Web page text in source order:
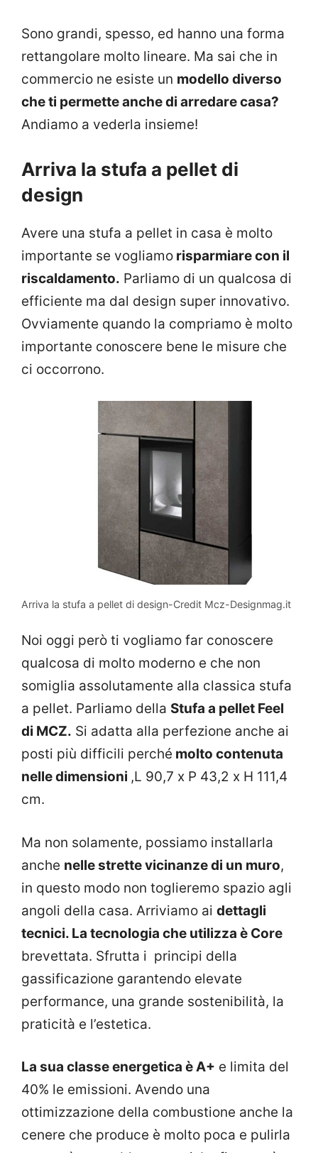
Sono grandi, spesso, ed hanno una forma
rettangolare molto lineare. Ma sai che in
commercio ne esiste un modello diverso
che ti permette anche di arredare casa?
Andiamo a vederla insieme!
Arriva la stufa a pellet di
design
Avere una stufa a pellet in casa è molto
importante se vogliamo risparmiare con il
riscaldamento. Parliamo di un qualcosa di
efficiente ma dal design super innovativo.
Ovviamente quando la compriamo è molto
importante conoscere bene le misure che
ci occorrono.
Arriva la stufa a pellet di design-Credit Mcz-Designmag.it
Noi oggi però ti vogliamo far conoscere
qualcosa di molto moderno e che non
somiglia assolutamente alla classica stufa
a pellet. Parliamo della Stufa a pellet Feel
di MCZ. Si adatta alla perfezione anche ai
posti più difficili perché molto contenuta
nelle dimensioni ,L 90,7 x P 43,2 x H 111,4
cm.
Ma non solamente, possiamo installarla
anche nelle strette vicinanze di un muro,
in questo modo non toglieremo spazio agli
angoli della casa. Arriviamo ai dettagli
tecnici. La tecnologia che utilizza è Core
brevettata. Sfrutta i principi della
gassificazione garantendo elevate
performance, una grande sostenibilità, la
praticità e l’estetica.
La sua classe energetica è A+ e limita del
40% le emissioni. Avendo una
ottimizzazione della combustione anche la
cenere che produce è molto poca e pulirla